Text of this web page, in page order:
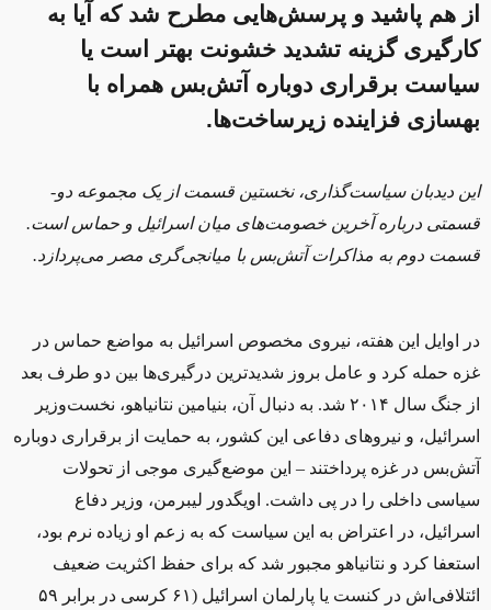
از هم پاشید و پرسش‌هایی مطرح شد که آیا به
کارگیری گزینه تشدید خشونت بهتر است یا
سیاست برقراری دوباره آتش‌بس همراه با
بهسازی فزاینده زیرساخت‌ها.
این دیدبان سیاست‌گذاری، نخستین قسمت از یک مجموعه دو-
قسمتی درباره آخرین خصومت‌های میان اسرائیل و حماس است.
قسمت دوم به مذاکرات آتش‌بس با میانجی‌گری مصر می‌پردازد.
در اوایل این هفته، نیروی مخصوص اسرائیل به مواضع حماس در
غزه حمله کرد و عامل بروز شدیدترین درگیری‌ها بین دو طرف بعد
از جنگ سال ۲۰۱۴ شد. به دنبال آن، بنیامین نتانیاهو، نخست‌وزیر
اسرائیل، و نیروهای دفاعی این کشور، به حمایت از برقراری دوباره
آتش‌بس در غزه پرداختند – این موضع‌گیری موجی از تحولات
سیاسی داخلی را در پی داشت. اویگدور لیبرمن، وزیر دفاع
اسرائیل، در اعتراض به این سیاست که به زعم او زیاده نرم بود،
استعفا کرد و نتانیاهو مجبور شد که برای حفظ اکثریت ضعیف
ائتلافی‌اش در کنست یا پارلمان اسرائیل (۶۱ کرسی در برابر ۵۹